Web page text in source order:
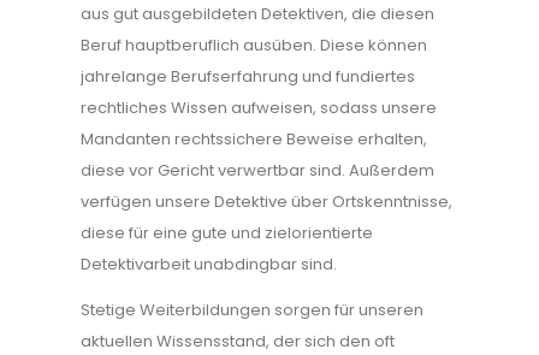
aus gut ausgebildeten Detektiven, die diesen
Beruf hauptberuflich ausüben. Diese können
jahrelange Berufserfahrung und fundiertes
rechtliches Wissen aufweisen, sodass unsere
Mandanten rechtssichere Beweise erhalten,
diese vor Gericht verwertbar sind. Außerdem
verfügen unsere Detektive über Ortskenntnisse,
diese für eine gute und zielorientierte
Detektivarbeit unabdingbar sind.
Stetige Weiterbildungen sorgen für unseren
aktuellen Wissensstand, der sich den oft